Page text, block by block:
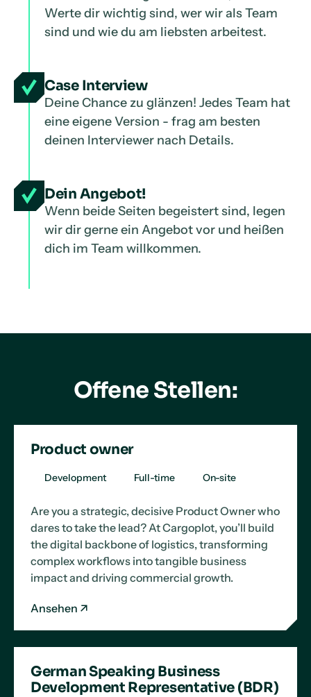
Werte dir wichtig sind, wer wir als Team
sind und wie du am liebsten arbeitest.
Case Interview
Deine Chance zu glänzen! Jedes Team hat
eine eigene Version - frag am besten
deinen Interviewer nach Details.
Dein Angebot!
Wenn beide Seiten begeistert sind, legen
wir dir gerne ein Angebot vor und heißen
dich im Team willkommen.
Offene Stellen:
Product owner
Development Full-time On-site
Are you a strategic, decisive Product Owner who
dares to take the lead? At Cargoplot, you’ll build
the digital backbone of logistics, transforming
complex workflows into tangible business
impact and driving commercial growth.
Ansehen
German Speaking Business
Development Representative (BDR)